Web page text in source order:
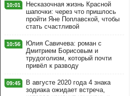
10:01
Несказочная жизнь Красной
шапочки: через что пришлось
пройти Яне Поплавской, чтобы
стать счастливой
10:56
Юлия Савичева: роман с
Дмитрием Борисовым и
трудоголизм, который почти
привёл к разводу
09:45
В августе 2020 года 4 знака
зодиака ожидает встреча,